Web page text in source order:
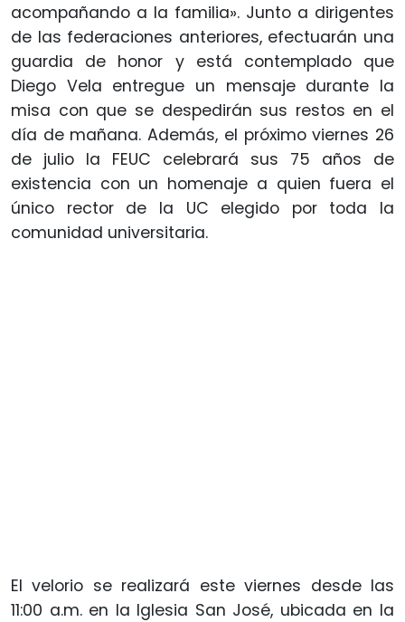
acompañando a la familia». Junto a dirigentes
de las federaciones anteriores, efectuarán una
guardia de honor y está contemplado que
Diego Vela entregue un mensaje durante la
misa con que se despedirán sus restos en el
día de mañana. Además, el próximo viernes 26
de julio la FEUC celebrará sus 75 años de
existencia con un homenaje a quien fuera el
único rector de la UC elegido por toda la
comunidad universitaria.
El velorio se realizará este viernes desde las
11:00 a.m. en la Iglesia San José, ubicada en la